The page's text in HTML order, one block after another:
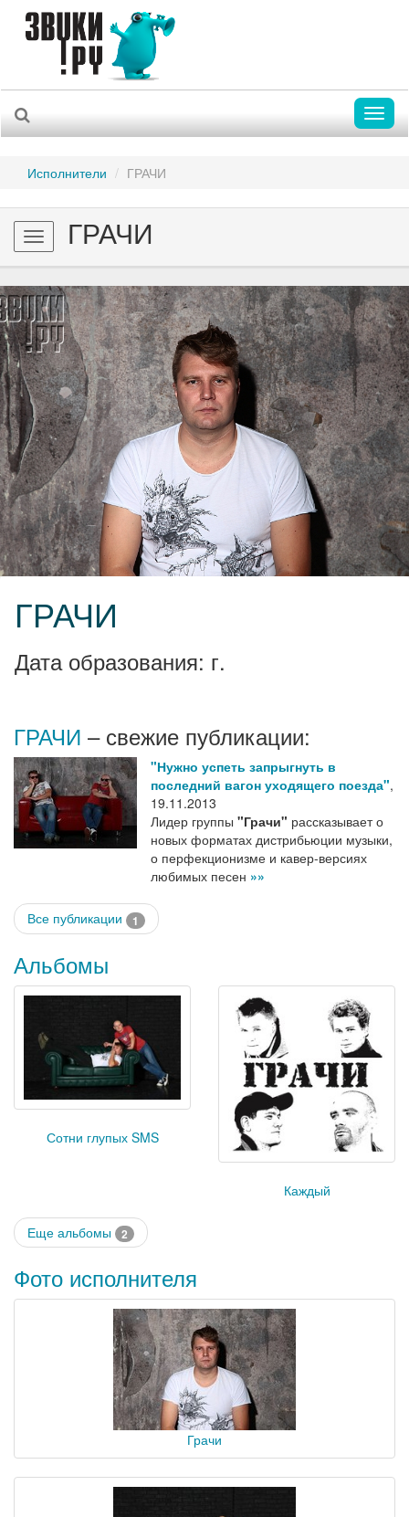
Исполнители ГРАЧИ
Toggle
navigation
ГРАЧИ
ГРАЧИ
Дата образования: г.
ГРАЧИ – свежие публикации:
"Нужно успеть запрыгнуть в
последний вагон уходящего поезда",
19.11.2013
Лидер группы "Грачи" рассказывает о
новых форматах дистрибьюции музыки,
о перфекционизме и кавер-версиях
любимых песен »»
Все публикации 1
Альбомы
Сотни глупых SMS
Каждый
Еще альбомы 2
Фото исполнителя
Грачи